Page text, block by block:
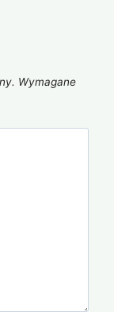
Wymagane